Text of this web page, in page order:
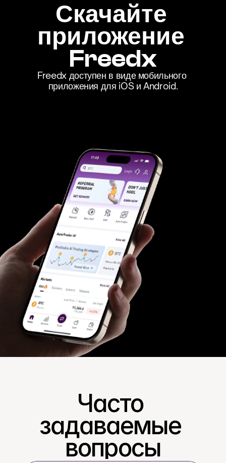
Скачайте
приложение
Freedx
Freedx доступен в виде мобильного
приложения для iOS и Android.
Часто
задаваемые
вопросы